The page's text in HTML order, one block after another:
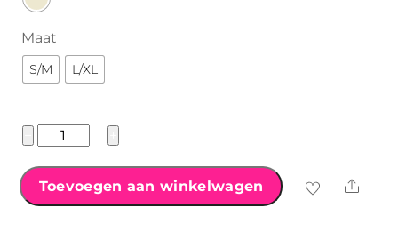
Maat
S/M L/XL
¨Musthave¨
jurk
panterprint
Toevoegen aan winkelwagen Share